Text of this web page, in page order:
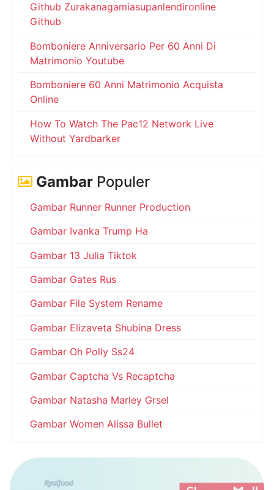
Github Zurakanagamiasupanlendironline
Github
Bomboniere Anniversario Per 60 Anni Di
Matrimonio Youtube
Bomboniere 60 Anni Matrimonio Acquista
Online
How To Watch The Pac12 Network Live
Without Yardbarker
Gambar Populer
Gambar Runner Runner Production
Gambar Ivanka Trump Ha
Gambar 13 Julia Tiktok
Gambar Gates Rus
Gambar File System Rename
Gambar Elizaveta Shubina Dress
Gambar Oh Polly Ss24
Gambar Captcha Vs Recaptcha
Gambar Natasha Marley Grsel
Gambar Women Alissa Bullet